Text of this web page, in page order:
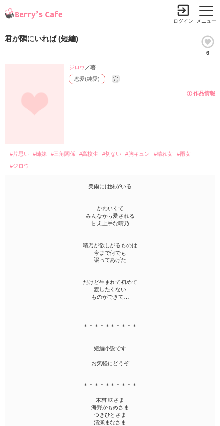
メニュー
ログイン
君が隣にいれば (短編)
6
作品情報
恋愛(純愛) 完
ジロウ ／著
#片思い #姉妹 #三角関係 #高校生 #切ない #胸キュン #晴れ女
#雨女
#ジロウ
美雨には妹がいる
かわいくて
みんなから愛される
甘え上手な晴乃
晴乃が欲しがるものは
今まで何でも
譲ってあげた
だけど生まれて初めて
渡したくない
ものができて…
＊＊＊＊＊＊＊＊＊＊
短編小説です
お気軽にどうぞ
＊＊＊＊＊＊＊＊＊＊
木村 咲さま
海野かもめさま
つきひとさま
清瀬まなさま